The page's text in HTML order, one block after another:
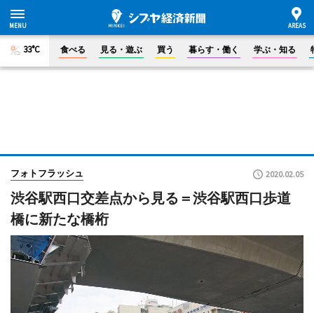
33°C 食べる 見る・遊ぶ 買う 暮らす・働く 学ぶ・知る
フォトフラッシュ 2020.02.05
渋谷駅西口交差点から見る＝渋谷駅西口歩道
橋に新たな橋桁